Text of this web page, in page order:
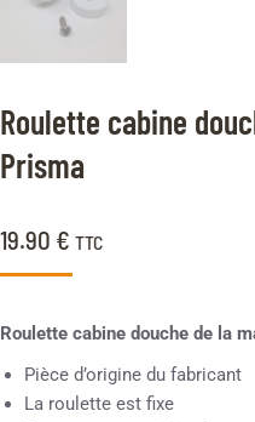
Roulette cabine
Prisma
19.90 € TTC
Roulette cabine douche de la
Pièce d’origine du fabricant
La roulette est fixe